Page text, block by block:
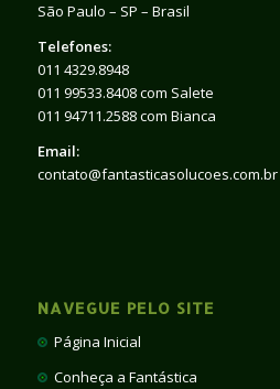
São Paulo – SP – Brasil
Telefones:
011 4329.8948
011 99533.8408 com Salete
011 94711.2588 com Bianca
Email:
contato@fantasticasolucoes.com.br
NAVEGUE PELO SITE
Página Inicial
Conheça a Fantástica